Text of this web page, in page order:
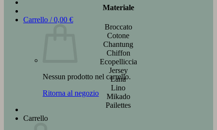
Carrello /0,00 €
Nessun prodotto nel carrello.
Ritorna al negozio
Carrello
Materiale
Broccato
Cotone
Chantung
Chiffon
Ecopelliccia
Jersey
Lana
Lino
Mikado
Pailettes